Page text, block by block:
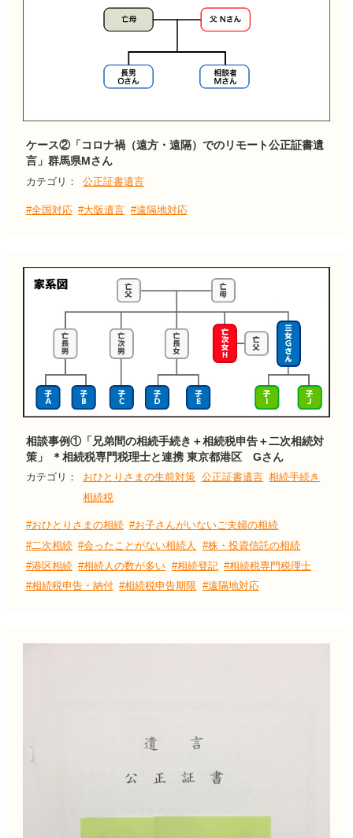
ケース②「コロナ禍（遠方・遠隔）でのリモート公正証書遺
言」群馬県Mさん
カテゴリ： 公正証書遺言
#全国対応 #大阪遺言 #遠隔地対応
相談事例①「兄弟間の相続手続き＋相続税申告＋二次相続対
策」 ＊相続税専門税理士と連携 東京都港区 Gさん
カテゴリ： おひとりさまの生前対策 公正証書遺言 相続手続き
相続税
#おひとりさまの相続 #お子さんがいないご夫婦の相続
#二次相続 #会ったことがない相続人
#株・投資信託の相続
#港区相続 #相続人の数が多い #相続登記 #相続税専門税理士
#相続税申告・納付 #相続税申告期限 #遠隔地対応